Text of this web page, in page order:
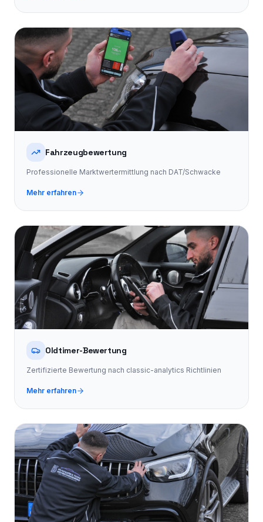
Fahrzeugbewertung
Professionelle Marktwertermittlung nach DAT/Schwacke
Mehr erfahren
Oldtimer-Bewertung
Zertifizierte Bewertung nach classic-analytics Richtlinien
Mehr erfahren